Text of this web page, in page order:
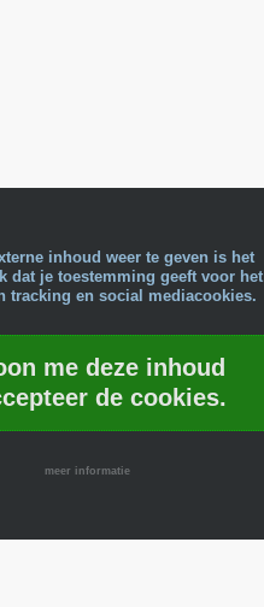
inhoud weer te geven is het
dat je toestemming geeft voor het
tracking en social mediacookies.
me deze inhoud
de cookies.
meer informatie